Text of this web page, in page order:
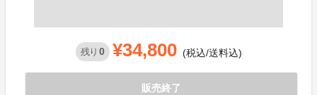
残り 0 ¥34,800 (税込/送料込)
販売終了